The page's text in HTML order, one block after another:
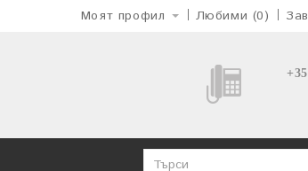
Моят профил Любими (0)